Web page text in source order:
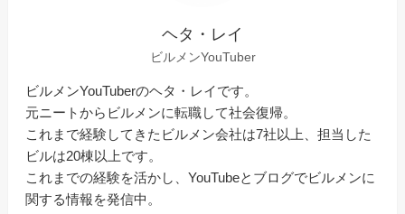
ヘタ・レイ
ビルメンYouTuber
ビルメンYouTuberのヘタ・レイです。
元ニートからビルメンに転職して社会復帰。
これまで経験してきたビルメン会社は7社以上、担当した
ビルは20棟以上です。
これまでの経験を活かし、YouTubeとブログでビルメンに
関する情報を発信中。